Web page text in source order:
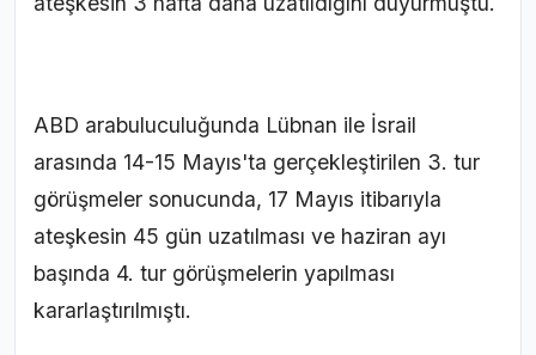
ABD arabuluculuğunda Lübnan ile İsrail
arasında 14-15 Mayıs'ta gerçekleştirilen 3. tur
görüşmeler sonucunda, 17 Mayıs itibarıyla
ateşkesin 45 gün uzatılması ve haziran ayı
başında 4. tur görüşmelerin yapılması
kararlaştırılmıştı.